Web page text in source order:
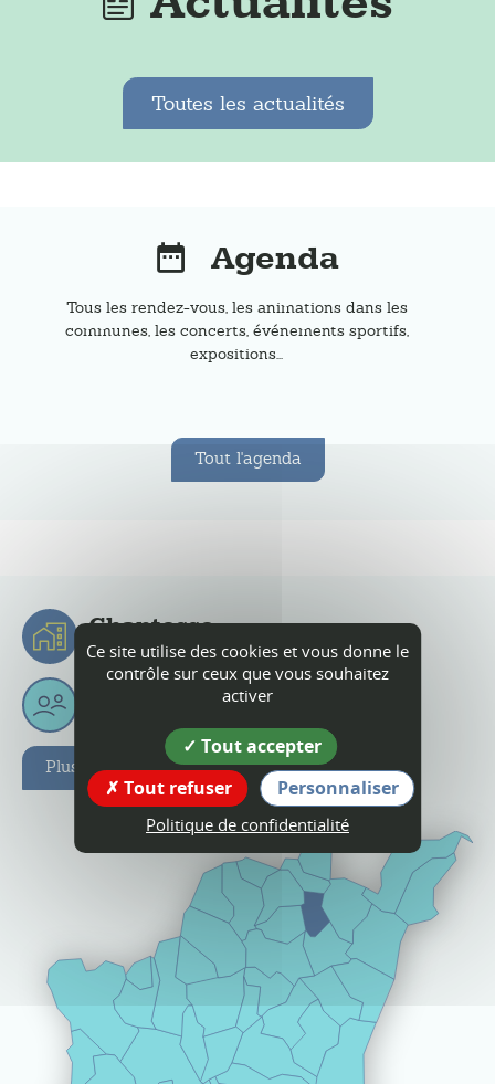
Toutes les actualités
Agenda
Tous les rendez-vous, les animations dans les
communes, les concerts, événements sportifs,
expositions...
Tout l'agenda
Chantesse
Chantessois & Chantessoises
2
Plus d'infos
Ce site utilise des cookies et vous donne le
contrôle sur ceux que vous souhaitez
activer
Tout accepter
Tout refuser
Personnaliser
Politique de confidentialité